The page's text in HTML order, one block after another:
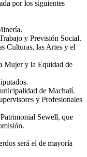
por los siguientes
y Previsión Social.
Culturas, las Artes y el
Mujer y la Equidad de
de Machalí.
y Profesionales
Sewell, que
será el de mayoría